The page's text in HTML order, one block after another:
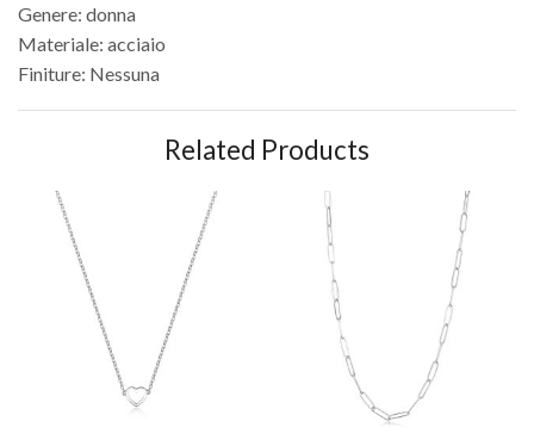
Genere: donna
Materiale: acciaio
Finiture: Nessuna
Related Products